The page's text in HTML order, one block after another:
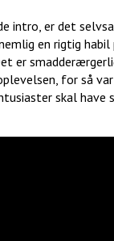
intro, er det
en rigtig
er
for så
skal have